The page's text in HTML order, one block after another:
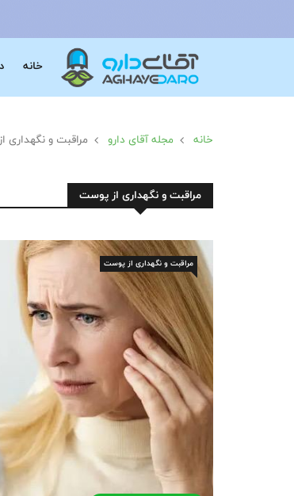
خانه
خانه مجله آقای دارو مراقبت و نگهداری
مراقبت و نگهداری از پوست
مراقبت و نگهداری از پوست